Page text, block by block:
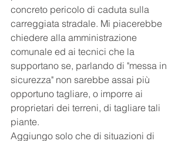
concreto pericolo di caduta sulla
carreggiata stradale. Mi piacerebbe
chiedere alla amministrazione
comunale ed ai tecnici che la
supportano se, parlando di "messa in
sicurezza" non sarebbe assai più
opportuno tagliare, o imporre ai
proprietari dei terreni, di tagliare tali
piante.
Aggiungo solo che di situazioni di